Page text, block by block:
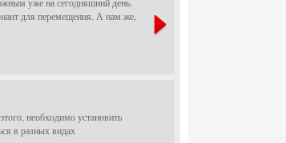
для перемещения. А нам же,
необходимо установить
в разных видах